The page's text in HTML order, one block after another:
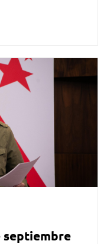
septiembre